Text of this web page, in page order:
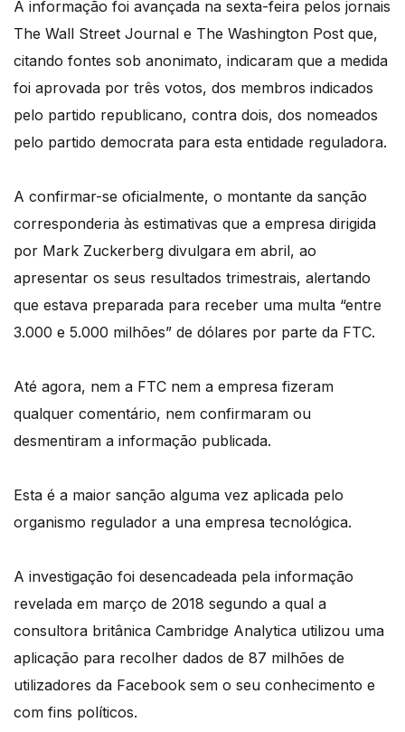
A informação foi avançada na sexta-feira pelos jornais
The Wall Street Journal e The Washington Post que,
citando fontes sob anonimato, indicaram que a medida
foi aprovada por três votos, dos membros indicados
pelo partido republicano, contra dois, dos nomeados
pelo partido democrata para esta entidade reguladora.
A confirmar-se oficialmente, o montante da sanção
corresponderia às estimativas que a empresa dirigida
por Mark Zuckerberg divulgara em abril, ao
apresentar os seus resultados trimestrais, alertando
que estava preparada para receber uma multa “entre
3.000 e 5.000 milhões” de dólares por parte da FTC.
Até agora, nem a FTC nem a empresa fizeram
qualquer comentário, nem confirmaram ou
desmentiram a informação publicada.
Esta é a maior sanção alguma vez aplicada pelo
organismo regulador a una empresa tecnológica.
A investigação foi desencadeada pela informação
revelada em março de 2018 segundo a qual a
consultora britânica Cambridge Analytica utilizou uma
aplicação para recolher dados de 87 milhões de
utilizadores da Facebook sem o seu conhecimento e
com fins políticos.